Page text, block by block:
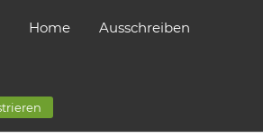
Home Ausschreiben